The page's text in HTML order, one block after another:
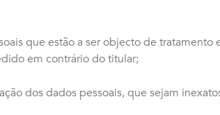
que estão a ser objecto de
em contrário do titular;
dos dados pessoais, que sejam